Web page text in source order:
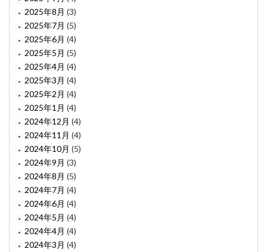
2025年8月 (3)
2025年7月 (5)
2025年6月 (4)
2025年5月 (5)
2025年4月 (4)
2025年3月 (4)
2025年2月 (4)
2025年1月 (4)
2024年12月 (4)
2024年11月 (4)
2024年10月 (5)
2024年9月 (3)
2024年8月 (5)
2024年7月 (4)
2024年6月 (4)
2024年5月 (4)
2024年4月 (4)
2024年3月 (4)